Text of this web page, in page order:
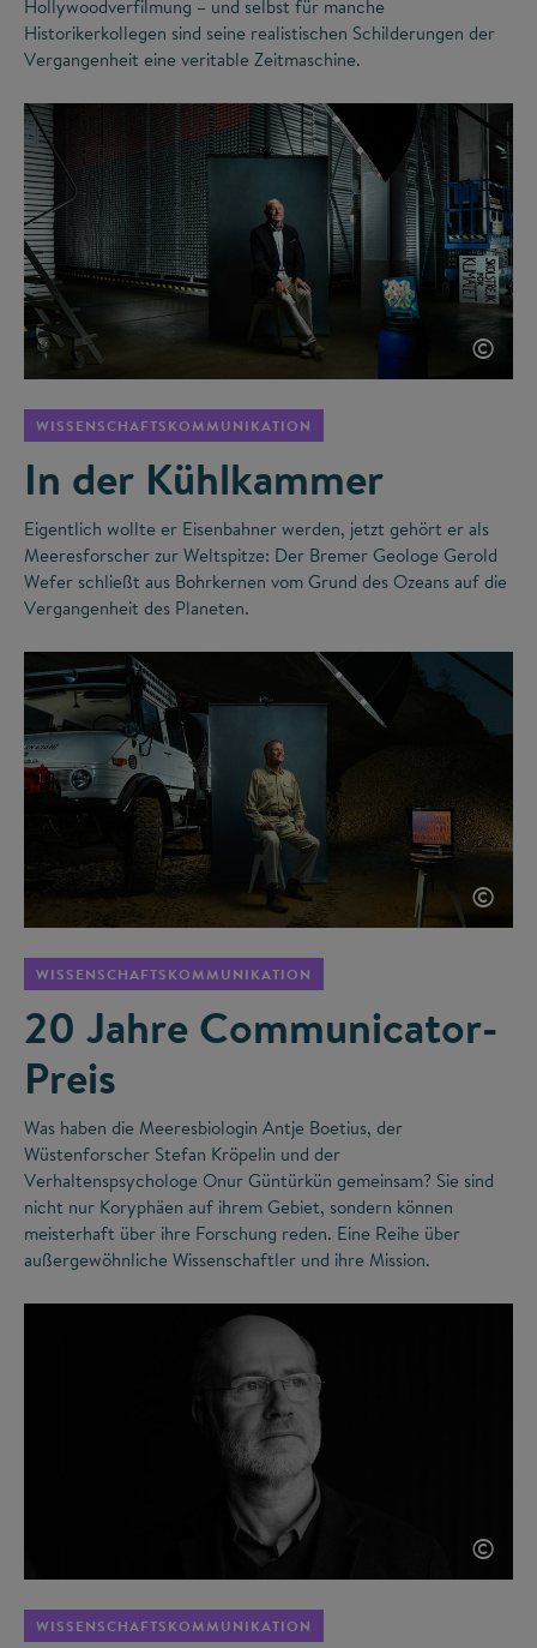
Hollywoodverfilmung – und selbst für manche
Historikerkollegen sind seine realistischen Schilderungen der
Vergangenheit eine veritable Zeitmaschine.
©
WISSENSCHAFTSKOMMUNIKATION
In der Kühlkammer
Eigentlich wollte er Eisenbahner werden, jetzt gehört er als
Meeresforscher zur Weltspitze: Der Bremer Geologe Gerold
Wefer schließt aus Bohrkernen vom Grund des Ozeans auf die
Vergangenheit des Planeten.
©
WISSENSCHAFTSKOMMUNIKATION
20 Jahre Communicator-
Preis
Was haben die Meeresbiologin Antje Boetius, der
Wüstenforscher Stefan Kröpelin und der
Verhaltenspsychologe Onur Güntürkün gemeinsam? Sie sind
nicht nur Koryphäen auf ihrem Gebiet, sondern können
meisterhaft über ihre Forschung reden. Eine Reihe über
außergewöhnliche Wissenschaftler und ihre Mission.
©
WISSENSCHAFTSKOMMUNIKATION